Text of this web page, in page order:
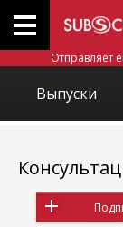
Отправляет
Выпуски